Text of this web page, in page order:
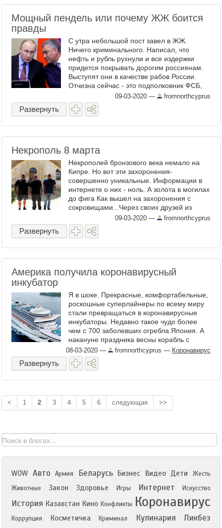
Мощный пендель или почему ЖЖ боится
правды
С утра небольшой пост завел в ЖЖ.
Ничего криминального. Написал, что
нефть и рубль рухнули и все издержки
придется покрывать дорогим россиянам.
Выступят они в качестве рабов России.
Отчизна сейчас - это подполковник ФСБ,
ежели кто забыл. Если он помрет, всей
стране кирдык придет ...
09-03-2020 — fromnorthcyprus
Развернуть
Некрополь 8 марта
Некрополей бронзового века немало на
Кипре. Но вот эти захоронения-
совершенно уникальные. Информации в
интернете о них - ноль. А золота в могилах
до фига Как вышел на захоронения с
сокровищами...Через своих друзей из
Германии. Фред ( на фото крайний
справа) приехал на остров в 1980 ...
09-03-2020 — fromnorthcyprus
Развернуть
Америка получила коронавирусный
инкубатор
Я в шоке. Прекрасные, комфортабельные,
роскошные суперлайнеры по всему миру
стали превращаться в коронавирусные
инкубаторы. Недавно такое чудо более
чем с 700 заболевших огребла Япония. А
накануне праздника весны корабль с
моровой язвой получила Америка Похоже
очередной фильм ...
08-03-2020 — fromnorthcyprus — Коронавирус
Развернуть
< 1 2 3 4 5 6 следующая >>
WOW Авто Армия Беларусь Бизнес Видео Дети
Жесть
Животные
Закон Здоровье Игры Интернет Искусство
История Казахстан Кино Конфликты Коронавирус
Коррупция Косметичка Криминал Кулинария
Ликбез